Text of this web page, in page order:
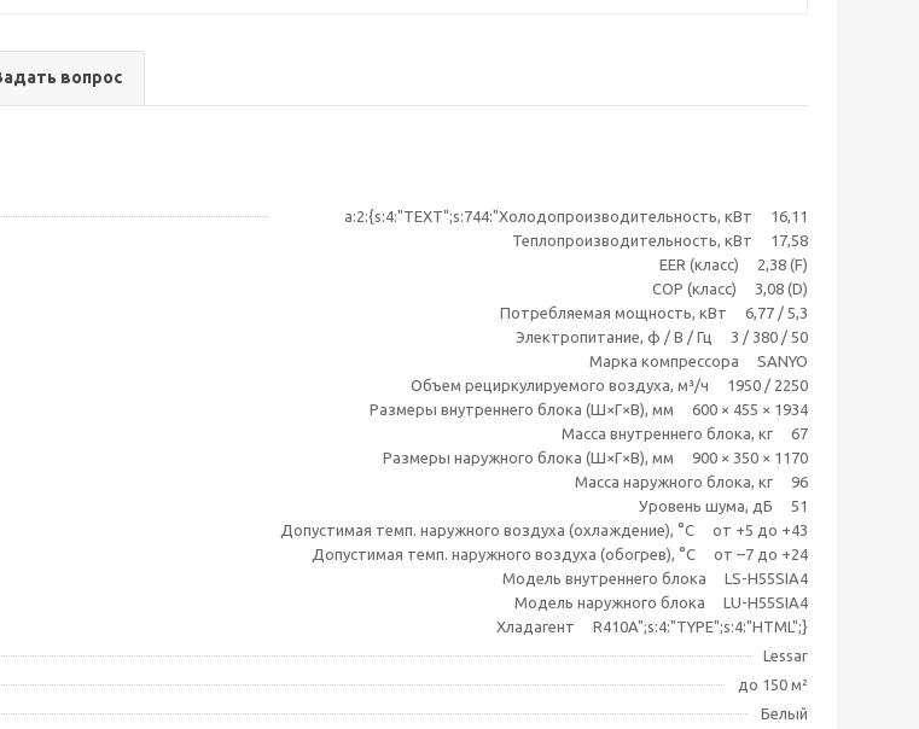
вопрос
a:2:{s:4:"TEXT";s:744:"Холодопроизводительность, кВт 16,11
Теплопроизводительность, кВт 17,58
EER (класс) 2,38 (F)
COP (класс) 3,08 (D)
Потребляемая мощность, кВт 6,77 / 5,3
Электропитание, ф / В / Гц 3 / 380 / 50
Марка компрессора SANYO
Объем рециркулируемого воздуха, м³/ч 1950 / 2250
Размеры внутреннего блока (Ш×Г×В), мм 600 × 455 × 1934
Масса внутреннего блока, кг 67
Размеры наружного блока (Ш×Г×В), мм 900 × 350 × 1170
Масса наружного блока, кг 96
Уровень шума, дБ 51
Допустимая темп. наружного воздуха (охлаждение), °C от +5 до +43
Допустимая темп. наружного воздуха (обогрев), °C от –7 до +24
Модель внутреннего блока LS-H55SIA4
Модель наружного блока LU-H55SIA4
Хладагент R410A";s:4:"TYPE";s:4:"HTML";}
Lessar
до 150 м²
Белый